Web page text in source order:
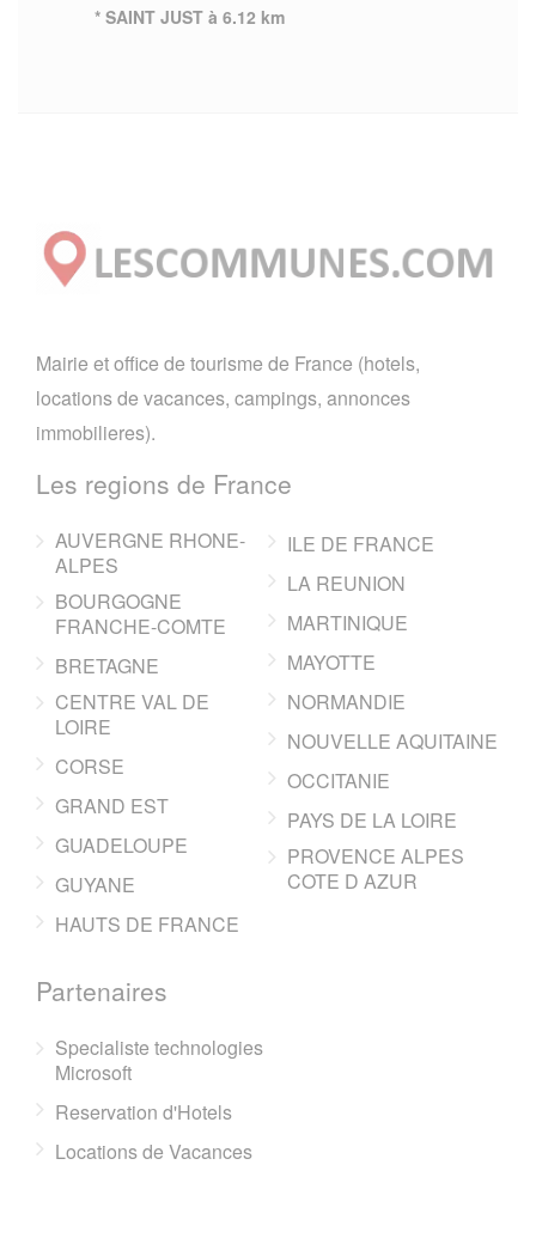
* SAINT JUST à 6.12 km
Mairie et office de tourisme de France (hotels,
locations de vacances, campings, annonces
immobilieres).
Les regions de France
AUVERGNE RHONE-
ALPES
BOURGOGNE
FRANCHE-COMTE
BRETAGNE
CENTRE VAL DE
LOIRE
CORSE
GRAND EST
GUADELOUPE
GUYANE
HAUTS DE FRANCE
ILE DE FRANCE
LA REUNION
MARTINIQUE
MAYOTTE
NORMANDIE
NOUVELLE AQUITAINE
OCCITANIE
PAYS DE LA LOIRE
PROVENCE ALPES
COTE D AZUR
Partenaires
Specialiste technologies
Microsoft
Reservation d'Hotels
Locations de Vacances